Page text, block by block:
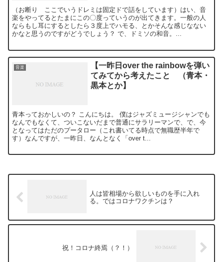
（お断り ここでいうドレミは固定ドで話をしています）はい、音
楽をやってるとたまにこの〇度っていうのが出てきます。一般の人
ならもし耳にするとしたら３度上でハモる、とかそんな感じなない
かなと思うのですがどうでしょう？ で、ドミソの和音。...
音楽
【一昨日over the rainbowを弾い
てみてから考えたこと （青本・
黒本とか】
青本っておかしいの？ こんにちは。 僕はジャズミュージシャンでも
なんでもなくて、ついこないだまで普通にサラリーマンで、で、今
となってはただのプータロー（これ書いてる時点で無職歴半年で
す）なんですが、一昨日、なんとなく「over t...
人は皆相場から欲しいものを手に入れ
る。ではコロナワクチンは？
祝！コロナ終焉（？！）